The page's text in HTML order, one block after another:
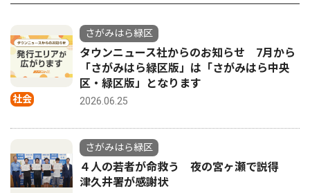
社会
さがみはら緑区
タウンニュース社からのお知らせ 7月から
「さがみはら緑区版」は「さがみはら中央
区・緑区版」となります
2026.06.25
さがみはら緑区
４人の若者が命救う 夜の宮ヶ瀬で説得
津久井署が感謝状